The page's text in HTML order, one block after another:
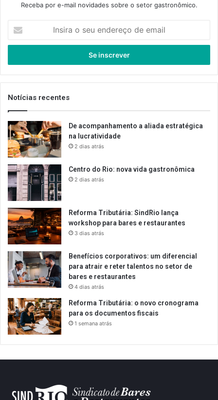
Receba por e-mail novidades sobre o setor gastronômico.
seu
de
email
Notícias recentes
De acompanhamento a aliada estratégica
na lucratividade
2 dias atrás
Centro do Rio: nova vida gastronômica
2 dias atrás
Reforma Tributária: SindRio lança
workshop para bares e restaurantes
3 dias atrás
Benefícios corporativos: um diferencial
para atrair e reter talentos no setor de
bares e restaurantes
4 dias atrás
Reforma Tributária: o novo cronograma
para os documentos fiscais
1 semana atrás